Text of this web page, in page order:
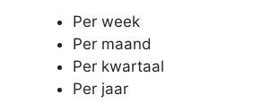
Per week
Per maand
Per kwartaal
Per jaar